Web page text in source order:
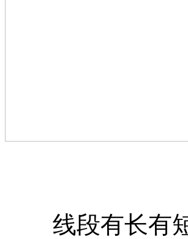
线段有长有短